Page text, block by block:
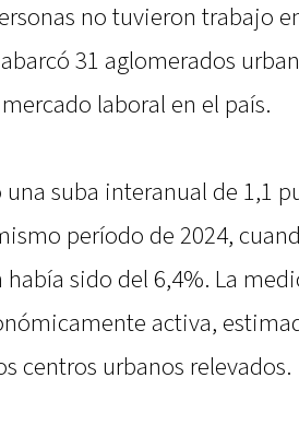
no tuvieron trabajo
31 aglomerados
laboral en el país.
suba interanual de 1,1
período de 2024,
sido del 6,4%. La
activa,
centros urbanos relevados.